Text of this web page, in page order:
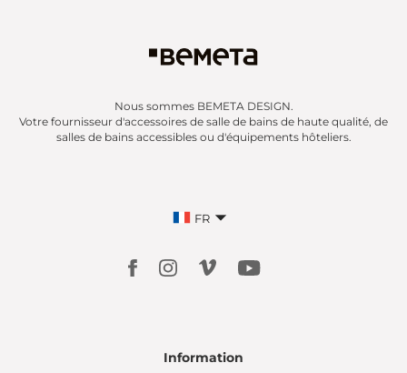
Nous sommes BEMETA DESIGN.
Votre fournisseur d'accessoires de salle de bains de haute qualité, de
salles de bains accessibles ou d'équipements hôteliers.
FR
Information